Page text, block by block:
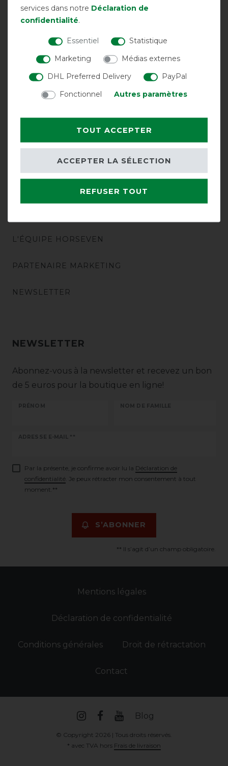
BON D'ACHAT
COMPTE CLIENTS
L'ÉQUIPE HORSEVEN
PARTENAIRE MARKETING
NEWSLETTER
NEWSLETTER
Abonnez-vous à la newsletter et recevez un bon
de 5 euros pour la boutique en ligne!
PRÉNOM NOM DE FAMILLE
ADRESSE E-MAIL **
Ceres::Template.newsletterHoneypotLabel
Par la présente, je confirme avoir lu la Déclaration de
confidentialité . Je peux rétracter mon consentement à tout
moment.**
S’ABONNER
** Il s’agit d’un champ obligatoire.
Mentions légales
Déclaration de confidentialité
Conditions générales Droit de rétractation
Contact
Blog
© Copyright 2026 | Tous droits réservés.
* avec TVA hors Frais de livraison
services dans notre Déclaration de
confidentialité.
Essentiel
Statistique
Marketing
Médias externes
DHL Preferred Delivery
PayPal
Fonctionnel
Autres paramètres
TOUT ACCEPTER
REFUSER TOUT
ACCEPTER LA SÉLECTION